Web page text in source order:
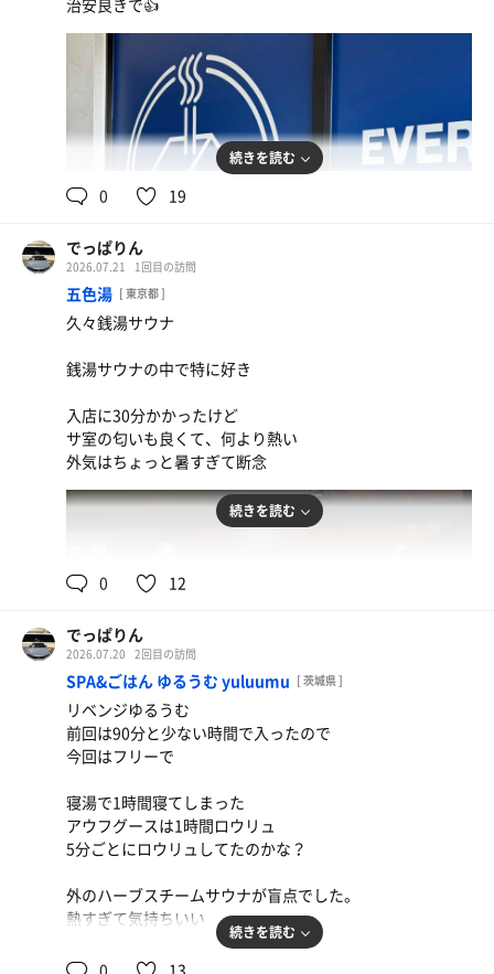
オロナミンC
治安良きで👍
続きを読む
0 19
でっぱりん
2026.07.21 1回目の訪問
五色湯 [ 東京都 ]
久々銭湯サウナ
銭湯サウナの中で特に好き
入店に30分かかったけど
サ室の匂いも良くて、何より熱い
外気はちょっと暑すぎて断念
続きを読む
0 12
でっぱりん
2026.07.20 2回目の訪問
SPA&ごはん ゆるうむ yuluumu [ 茨城県 ]
リベンジゆるうむ
前回は90分と少ない時間で入ったので
今回はフリーで
寝湯で1時間寝てしまった
アウフグースは1時間ロウリュ
5分ごとにロウリュしてたのかな？
外のハーブスチームサウナが盲点でした。
熱すぎて気持ちいい
続きを読む
0 13